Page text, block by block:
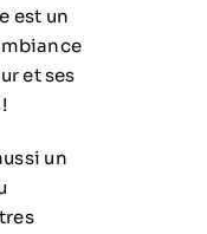
est un
et ses
un